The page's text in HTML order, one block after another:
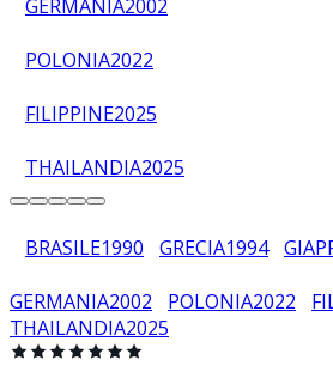
GERMANIA2002
POLONIA2022
FILIPPINE2025
THAILANDIA2025
BRASILE1990 GRECIA1994
GERMANIA2002 POLONIA2022
THAILANDIA2025